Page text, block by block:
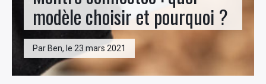
modèle choisir et pourquoi ?
Par Ben, le 23 mars 2021